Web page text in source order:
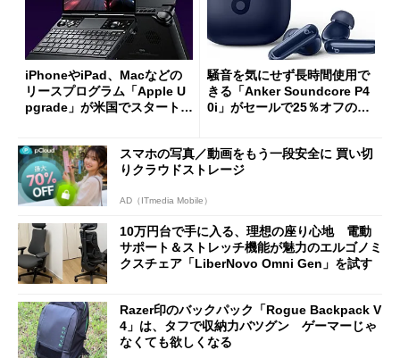
iPhoneやiPad、Macなどの
リースプログラム「Apple U
pgrade」が米国でスタート／
ut」が明...
騒音を気にせず長時間使用で
きる「Anker Soundcore P4
0i」がセールで25％オフの59
スマホの写真／動画をもう一段安全に 買い切
りクラウドストレージ
AD（ITmedia Mobile）
10万円台で手に入る、理想の座り心地 電動
サポート＆ストレッチ機能が魅力のエルゴノミ
クスチェア「LiberNovo Omni Gen」を試す
Razer印のバックパック「Rogue Backpack V
4」は、タフで収納力バツグン ゲーマーじゃ
なくても欲しくなる